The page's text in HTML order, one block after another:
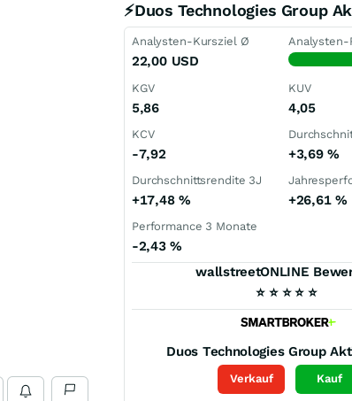
⚡Duos Technologies Group
Analysten-Kursziel Ø
22,00 USD
Analysten-
KGV
5,86
KUV
4,05
KCV
-7,92 +3,69%
Durchschnittsrendite 3J
+17,48 % +26,61 %
Performance 3 Monate
-2,43%
wallstreetONLINE
⭐ ⭐ ⭐ ⭐ ⭐
Duos Technologies Group
Verkauf Kauf